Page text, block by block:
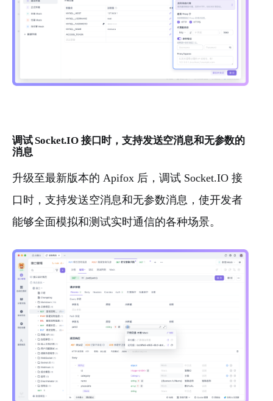
调试 Socket.IO 接口时，支持发送空消息和无参数的
消息
升级至最新版本的 Apifox 后，调试 Socket.IO 接
口时，支持发送空消息和无参数消息，使开发者
能够全面模拟和测试实时通信的各种场景。